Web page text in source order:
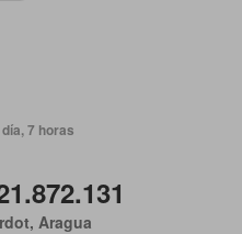
7 horas
Aragua